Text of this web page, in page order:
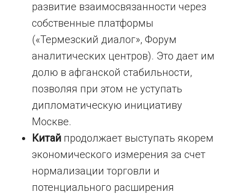
развитие взаимосвязанности через
собственные платформы
(«Термезский диалог», Форум
аналитических центров). Это дает им
долю в афганской стабильности,
позволяя при этом не уступать
дипломатическую инициативу
Москве.
Китай продолжает выступать якорем
экономического измерения за счет
нормализации торговли и
потенциального расширения